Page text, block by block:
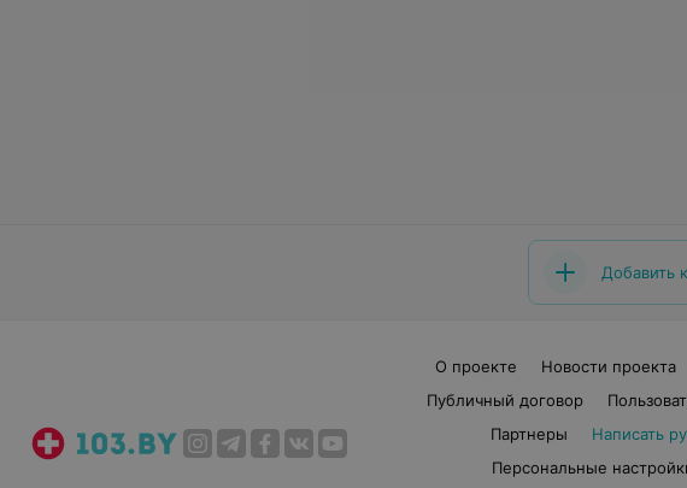
Добавить
О проекте Новости проекта
Публичный договор
Партнеры
Написать
Персональные